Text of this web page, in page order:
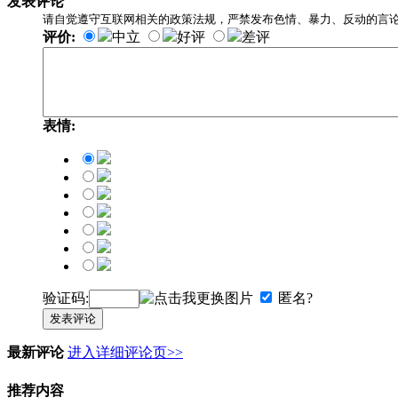
请自觉遵守互联网相关的政策法规，严禁发布色情、暴力、反动的言
评价: 中立 好评 差评
表情:
验证码: 匿名?
发表评论
最新评论 进入详细评论页>>
推荐内容